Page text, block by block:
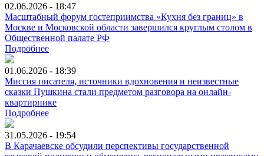
02.06.2026 - 18:47
Масштабный форум гостеприимства «Кухня без границ» в
Москве и Московской области завершился круглым столом в
Общественной палате РФ
Подробнее
01.06.2026 - 18:39
Миссия писателя, источники вдохновения и неизвестные
сказки Пушкина стали предметом разговора на онлайн-
квартирнике
Подробнее
31.05.2026 - 19:54
В Карачаевске обсудили перспективы государственной